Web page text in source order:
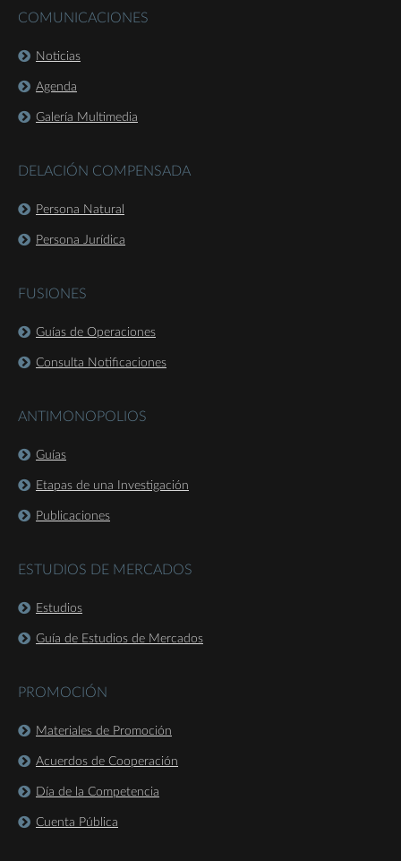
COMUNICACIONES
Noticias
Agenda
Galería Multimedia
DELACIÓN COMPENSADA
Persona Natural
Persona Jurídica
FUSIONES
Guías de Operaciones
Consulta Notificaciones
ANTIMONOPOLIOS
Guías
Etapas de una Investigación
Publicaciones
ESTUDIOS DE MERCADOS
Estudios
Guía de Estudios de Mercados
PROMOCIÓN
Materiales de Promoción
Acuerdos de Cooperación
Día de la Competencia
Cuenta Pública